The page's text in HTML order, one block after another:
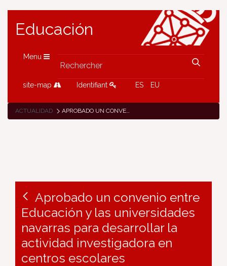
Educación
Menu
site-map Identifiant ES EU
ACTUALIDAD APROBADO UN CONVENIO ENTRE EDUCACIÓN Y LAS UNIVERSIDADES NAVARRAS PARA DESARROLLAR LA ACTIVIDAD INVESTIGADORA EN CENTROS ESCOLARES
Aprobado un convenio entre
Educación y las universidades
navarras para desarrollar la
actividad investigadora en
centros escolares